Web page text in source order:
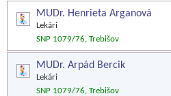
MUDr. Henrieta Arganová
Lekári
SNP 1079/76, Trebišov
MUDr. Arpád Bercik
Lekári
SNP 1079/76, Trebišov